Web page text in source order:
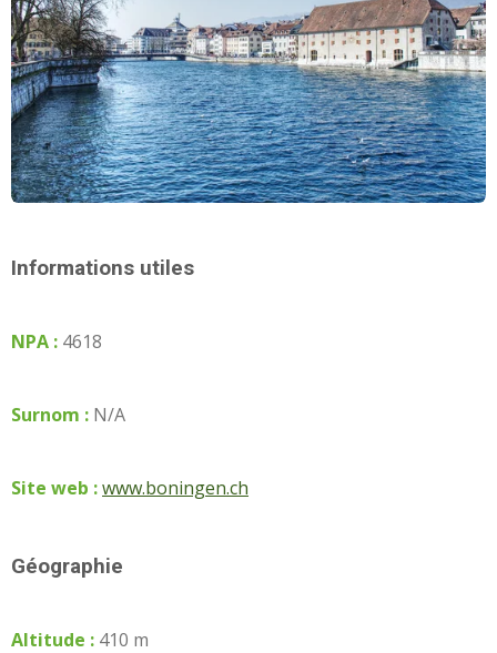
Informations utiles
NPA : 4618
Surnom : N/A
Site web :www.boningen.ch
Géographie
Altitude : 410 m